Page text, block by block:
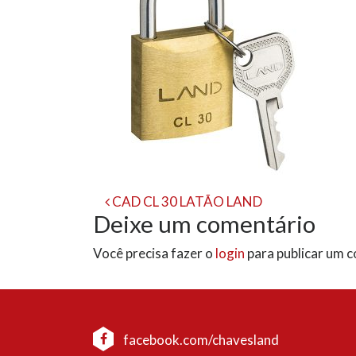
Navegação
de
post
CAD CL 30 LATÃO LAND
Deixe um comentário
Você precisa fazer o login para publicar um
facebook.com/chavesland